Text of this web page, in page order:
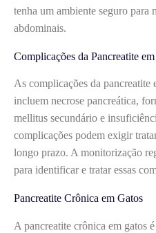
tenha um ambiente seguro para
abdominais.
Complicações da Pancreatite
As complicações da pancreatite
incluem necrose pancreática,
mellitus secundário e
complicações podem exigir
longo prazo. A monitorização
para identificar e tratar essas
Pancreatite Crônica em Gatos
A pancreatite crônica em gatos